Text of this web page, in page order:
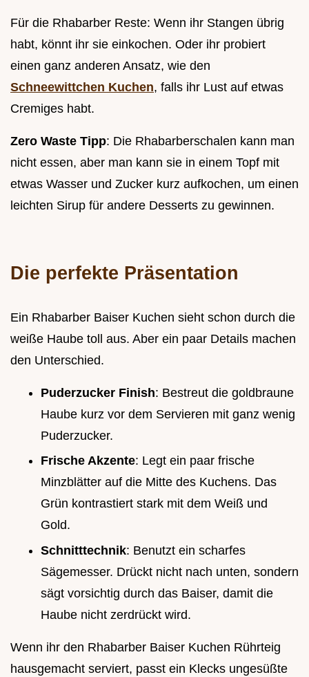
Für die Rhabarber Reste: Wenn ihr Stangen übrig
habt, könnt ihr sie einkochen. Oder ihr probiert
einen ganz anderen Ansatz, wie den
Schneewittchen Kuchen, falls ihr Lust auf etwas
Cremiges habt.
Zero Waste Tipp: Die Rhabarberschalen kann man
nicht essen, aber man kann sie in einem Topf mit
etwas Wasser und Zucker kurz aufkochen, um einen
leichten Sirup für andere Desserts zu gewinnen.
Die perfekte Präsentation
Ein Rhabarber Baiser Kuchen sieht schon durch die
weiße Haube toll aus. Aber ein paar Details machen
den Unterschied.
Puderzucker Finish: Bestreut die goldbraune
Haube kurz vor dem Servieren mit ganz wenig
Puderzucker.
Frische Akzente: Legt ein paar frische
Minzblätter auf die Mitte des Kuchens. Das
Grün kontrastiert stark mit dem Weiß und
Gold.
Schnitttechnik: Benutzt ein scharfes
Sägemesser. Drückt nicht nach unten, sondern
sägt vorsichtig durch das Baiser, damit die
Haube nicht zerdrückt wird.
Wenn ihr den Rhabarber Baiser Kuchen Rührteig
hausgemacht serviert, passt ein Klecks ungesüßte